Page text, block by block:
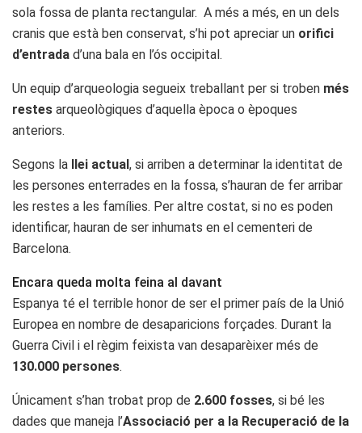
sola fossa de planta rectangular. A més a més, en un dels
cranis que està ben conservat, s’hi pot apreciar un orifici
d’entrada d’una bala en l’ós occipital.
Un equip d’arqueologia segueix treballant per si troben més
restes arqueològiques d’aquella època o èpoques
anteriors.
Segons la llei actual, si arriben a determinar la identitat de
les persones enterrades en la fossa, s’hauran de fer arribar
les restes a les famílies. Per altre costat, si no es poden
identificar, hauran de ser inhumats en el cementeri de
Barcelona.
Encara queda molta feina al davant
Espanya té el terrible honor de ser el primer país de la Unió
Europea en nombre de desaparicions forçades. Durant la
Guerra Civil i el règim feixista van desaparèixer més de
130.000 persones.
Únicament s’han trobat prop de 2.600 fosses, si bé les
dades que maneja l’Associació per a la Recuperació de la